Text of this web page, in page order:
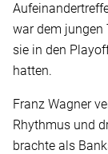
war dem jungen
sie in den
hatten.
Franz Wagner
Rhythmus und
brachte als